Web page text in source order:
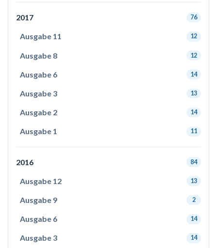
2017 76
Ausgabe 11 12
Ausgabe 8 12
Ausgabe 6 14
Ausgabe 3 13
Ausgabe 2 14
Ausgabe 1 11
2016 84
Ausgabe 12 13
Ausgabe 9 2
Ausgabe 6 14
Ausgabe 3 14